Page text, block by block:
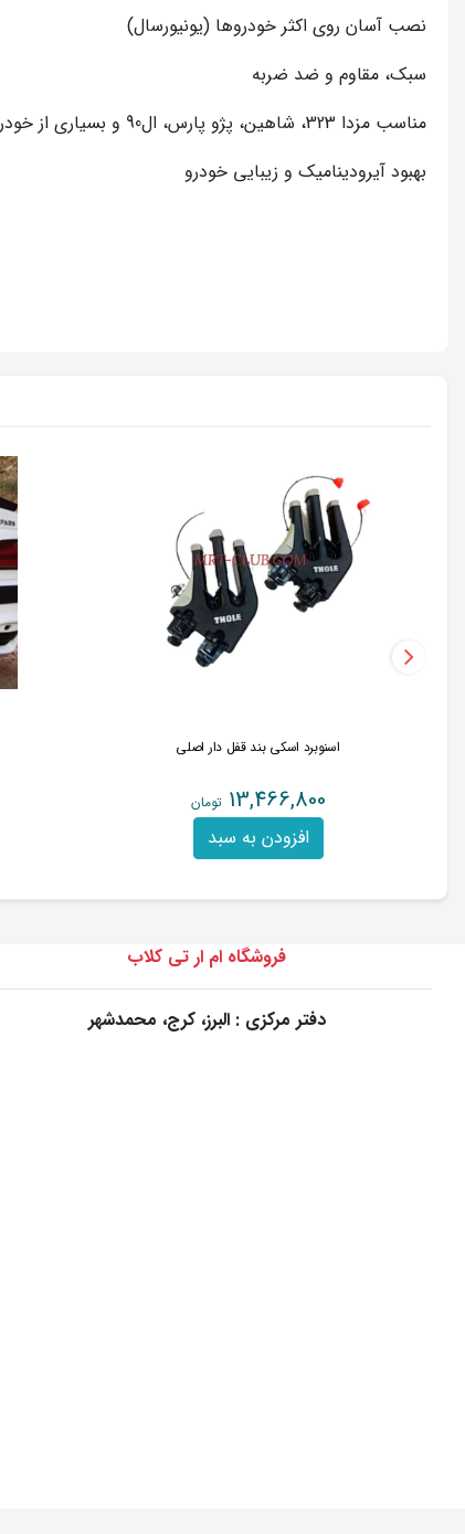
نصب آسان روی اکثر خودروها (یونیورسال)
سبک، مقاوم و ضد ضربه
مناسب مزدا 323، شاهین، پژو پارس، ال90 و بسیاری از خودروها
بهبود آیرودینامیک و زیبایی خودرو
اسنوبرد اسکی بند قفل دار اصلی
13,466,800 تومان
افزودن به سبد
فروشگاه ام ار تی کلاب
دفتر مرکزی : البرز، کرج، محمدشهر